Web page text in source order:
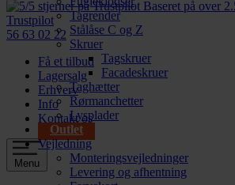
Tagrender
Stålåse C og Z
Skruer
Tagskruer
Facadeskruer
Taghætter
Rørmanchetter
Lysplader
Outlet
Vejledning
Monteringsvejledninger
Levering og afhentning
Baseret på over
Trustpilot
56 63 02 22
Få et tilbud
Lagersalg
Erhverv
Info
Kontakt os
Menu